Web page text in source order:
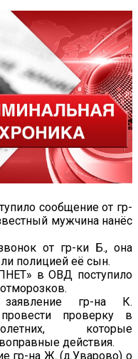
сообщение от гр-
мужчина нанёс
от гр-ки Б., она
полицией её сын.
в ОВД поступило
гр-на К.
проверку в
которые
действия.
гр-на Ж. (д.Уварово) о